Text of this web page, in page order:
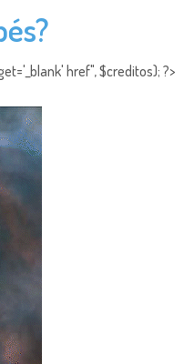
href", $creditos); ?>